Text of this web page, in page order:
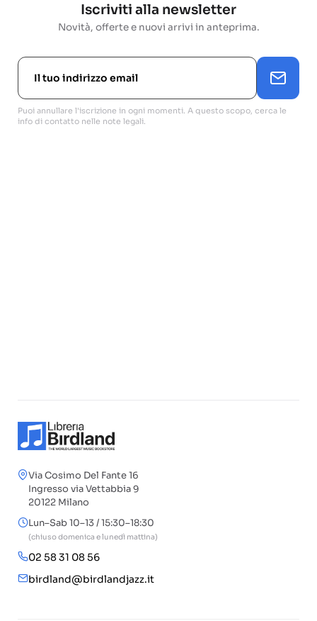
Iscriviti alla newsletter
Novità, offerte e nuovi arrivi in anteprima.
Puoi annullare l'iscrizione in ogni momenti. A questo scopo, cerca le
info di contatto nelle note legali.
Via Cosimo Del Fante 16
Ingresso via Vettabbia 9
20122 Milano
Lun–Sab 10–13 / 15:30–18:30
(chiuso domenica e lunedì mattina)
02 58 31 08 56
birdland@birdlandjazz.it